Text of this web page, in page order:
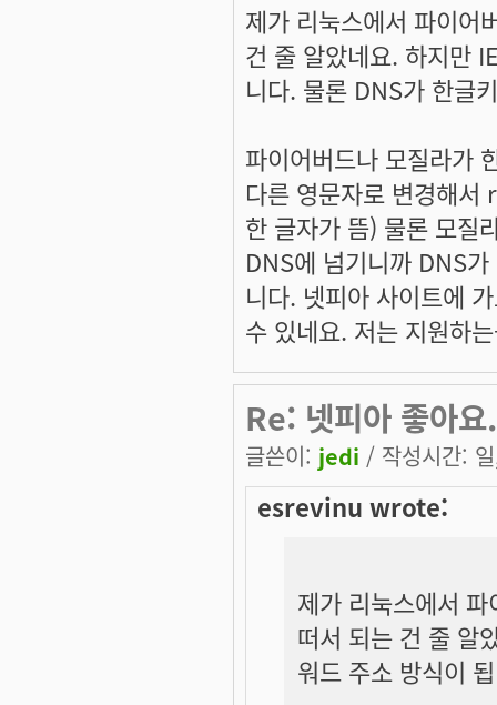
제가 리눅스에서 파이어
건 줄 알았네요. 하지만
니다. 물론 DNS가 한글
파이어버드나 모질라가
다른 영문자로 변경해
한 글자가 뜸) 물론 모질
DNS에 넘기니까 DNS
니다. 넷피아 사이트에
수 있네요. 저는 지원하
Re: 넷피아 좋아요.
글쓴이: jedi / 작성시간:
esrevinu wrote:
제가 리눅스에서
떠서 되는 건 줄 알
워드 주소 방식이